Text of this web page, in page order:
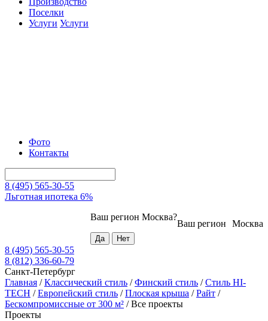
Поселки
Услуги Услуги
Фото
Контакты
8 (495) 565-30-55
Льготная ипотека 6%
Москва
Ваш регион
Ваш регион Москва?
8 (495) 565-30-55
8 (812) 336-60-79
Санкт-Петербург
Главная /Классический стиль /Финский стиль /Стиль HI-
TECH /Европейский стиль /Плоская крыша /Райт /
Бескомпромиссные от 300 м² /Все проекты
Проекты